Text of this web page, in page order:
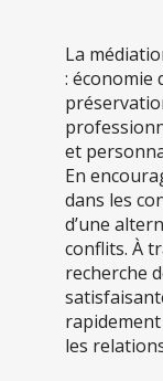
La
: économie
et
En
dans les
d’une
conflits. À
recherche
les